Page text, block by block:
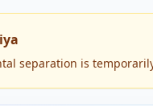
separation is